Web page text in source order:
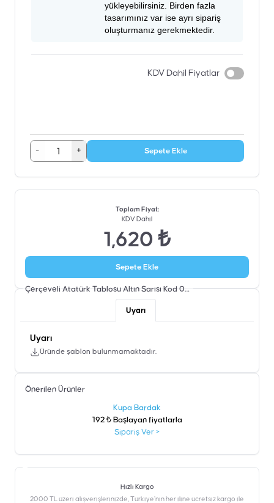
yükleyebilirsiniz. Birden fazla
tasarımınız var ise ayrı sipariş
oluşturmanız gerekmektedir.
KDV Dahil Fiyatlar
- + Sepete Ekle
Toplam Fiyat:
KDV Dahil
1,620 ₺
Sepete Ekle
Çerçeveli Atatürk Tablosu Altın Sarısı Kod 028 Şablon
Uyarı
Uyarı
Üründe şablon bulunmamaktadır.
Önerilen Ürünler
Kupa Bardak
192 ₺ Başlayan fiyatlarla
Sipariş Ver >
Hızlı Kargo
2000 TL üzeri alışverişlerinizde, Türkiye’nin her iline ücretsiz kargo ile